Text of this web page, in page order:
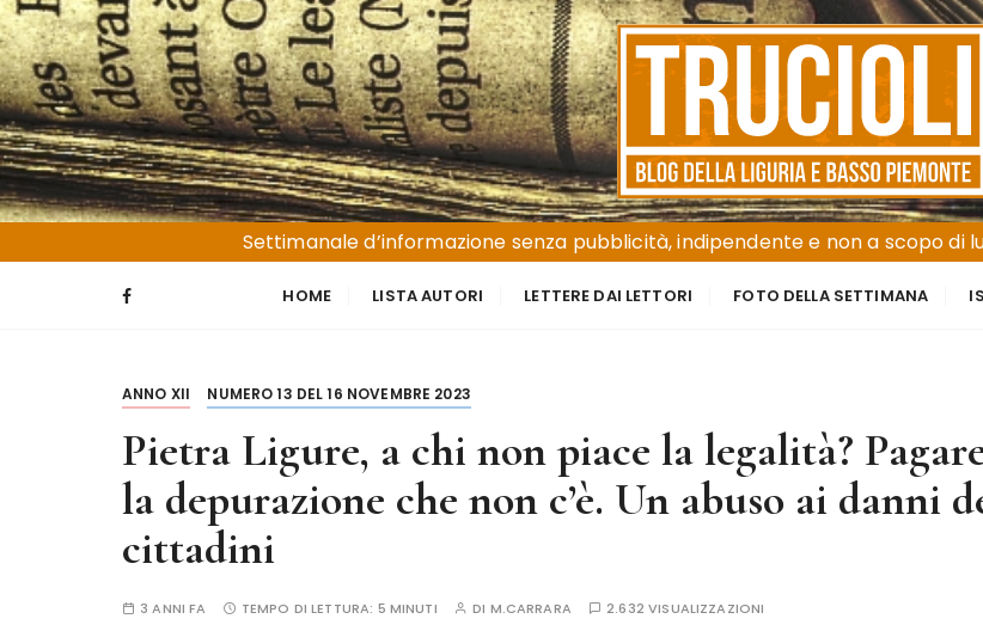
S
a
l
t
a
a
l
c
Trucioli
Liguria e Basso Piemonte
Settimanale d’informazione senza pubblicità, indipendente e non a scopo di
HOME LISTA AUTORI LETTERE DAI LETTORI FOTO DELLA SETTIMANA
ANNO XII NUMERO 13 DEL 16 NOVEMBRE 2023
Pietra Ligure, a chi non piace la legalità?
la depurazione che non c’è. Un abuso ai danni
cittadini
3 ANNI FA TEMPO DI LETTURA: 5 MINUTI DI M.CARRARA 2.632 VISUALIZZAZIONI